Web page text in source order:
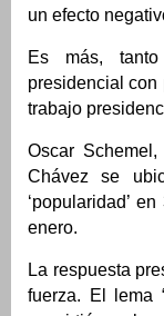
un efecto
Es más, tanto
presidencial con
trabajo
Oscar
Chávez se
‘popularidad’
enero.
La respuesta
fuerza. El lema